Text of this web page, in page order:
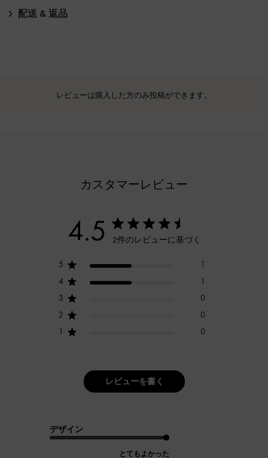
配送 & 返品
レビューは購入した方のみ投稿ができます。
カスタマーレビュー
4.5 2件のレビューに基づく
5
1
4
1
3
0
2
0
1
0
レビューを書く
デザイン
とてもよかった